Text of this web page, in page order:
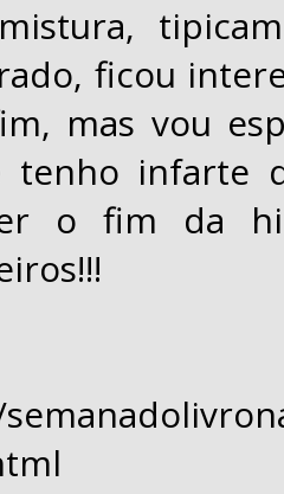
ficou
mas vou
tenho infarte
o fim da